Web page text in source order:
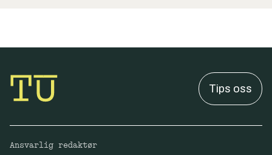
Tips oss
Ansvarlig redaktør